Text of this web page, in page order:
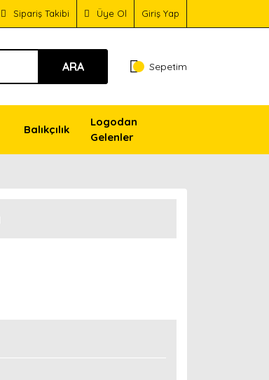
Sipariş Takibi Üye Ol Giriş Yap
ARA Sepetim
Balıkçılık
Logodan
Gelenler